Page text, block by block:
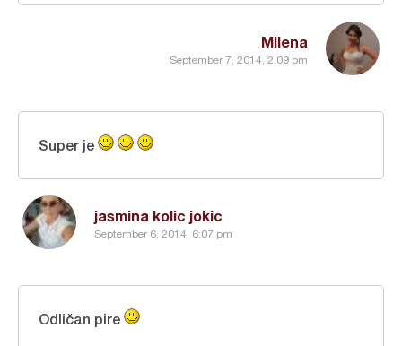
Milena
September 7, 2014, 2:09 pm
jasmina kolic jokic
September 6, 2014, 6:07 pm
Super je
Odličan pire